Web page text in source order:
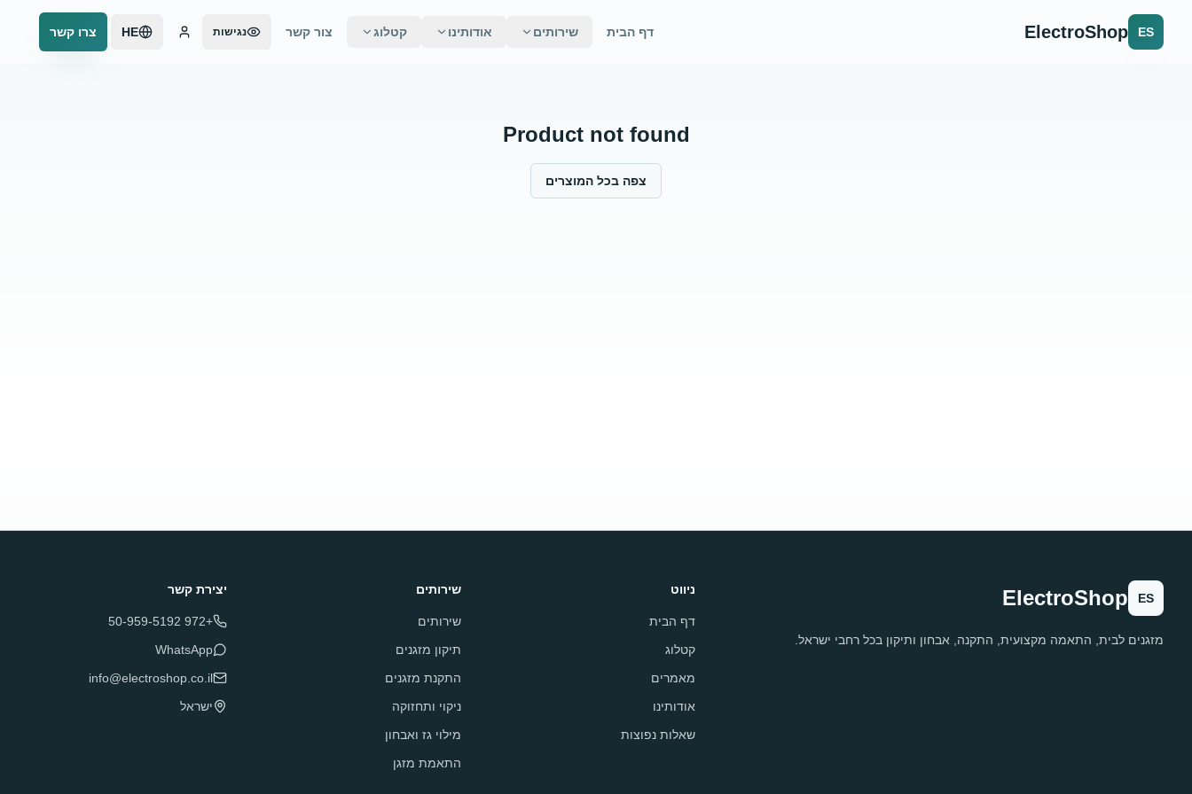
ES
ElectroShop דף הבית שירותים אודותינו קטלוג צור קשר נגישות HE צרו קשר
Product not found
צפה בכל המוצרים
ES
ElectroShop
מזגנים לבית, התאמה מקצועית, התקנה, אבחון ותיקון בכל רחבי ישראל.
ניווט
דף הבית
קטלוג
מאמרים
אודותינו
שאלות נפוצות
שירותים
שירותים
תיקון מזגנים
התקנת מזגנים
ניקוי ותחזוקה
מילוי גז ואבחון
התאמת מזגן
יצירת קשר
+972 50-959-5192
WhatsApp
info@electroshop.co.il
ישראל